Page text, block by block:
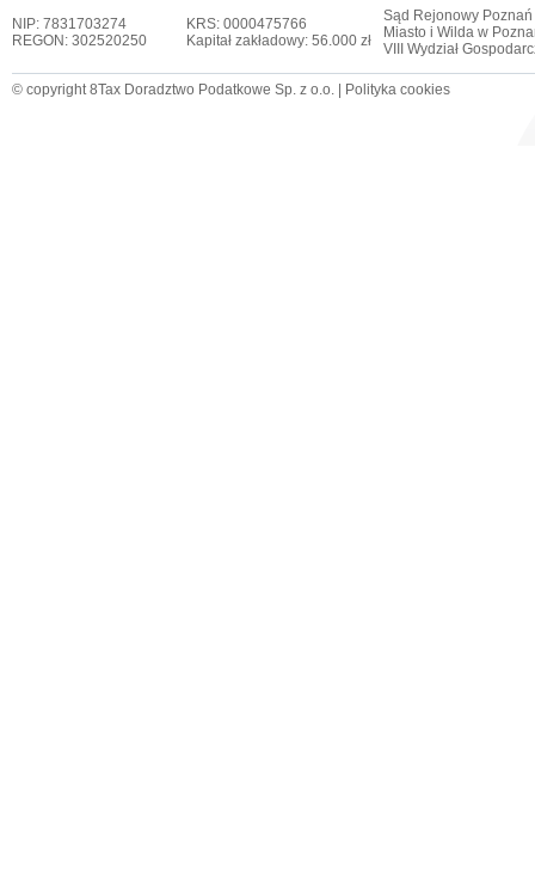
NIP: 7831703274
REGON: 302520250
KRS: 0000475766
Kapitał zakładowy: 56.000 zł
Sąd Rejonowy
Miasto i Wilda w
VIII Wydział
© copyright 8Tax Doradztwo Podatkowe Sp. z o.o. | Polityka cookies